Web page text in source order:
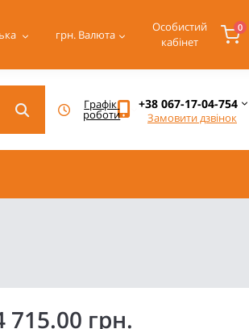
грн. Валюта
Особистий
кабінет
0
Графік
роботи
+38 067-17-04-754
Замовити дзвінок
715.00 грн.